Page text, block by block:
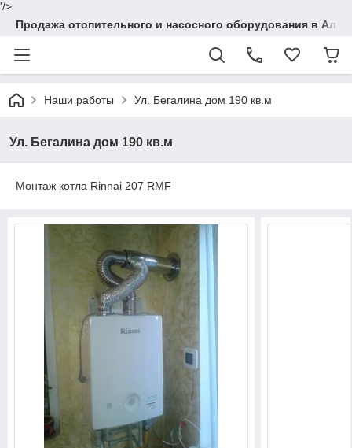
'/>
Продажа отопительного и насосного оборудования в
Наши работы Ул. Бегалина дом 190 кв.м
Ул. Бегалина дом 190 кв.м
Монтаж котла Rinnai 207 RMF